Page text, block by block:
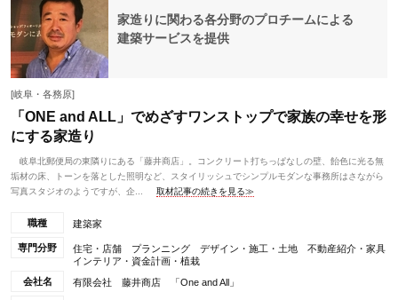
家造りに関わる各分野のプロチームによる
建築サービスを提供
[岐阜・各務原]
「ONE and ALL」でめざすワンストップで家族の幸せを形
にする家造り
岐阜北郵便局の東隣りにある「藤井商店」。コンクリート打ちっぱなしの壁、飴色に光る無
垢材の床、トーンを落とした照明など、スタイリッシュでシンプルモダンな事務所はさながら
写真スタジオのようですが、企...
取材記事の続きを見る≫
職種 建築家
専門分野
住宅・店舗 プランニング デザイン・施工・土地 不動産紹介・家具
インテリア・資金計画・植栽
会社名
有限会社 藤井商店 「One and All」